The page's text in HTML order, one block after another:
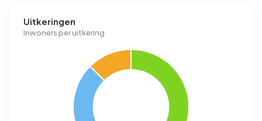
Uitkeringen
Inwoners per uitkering